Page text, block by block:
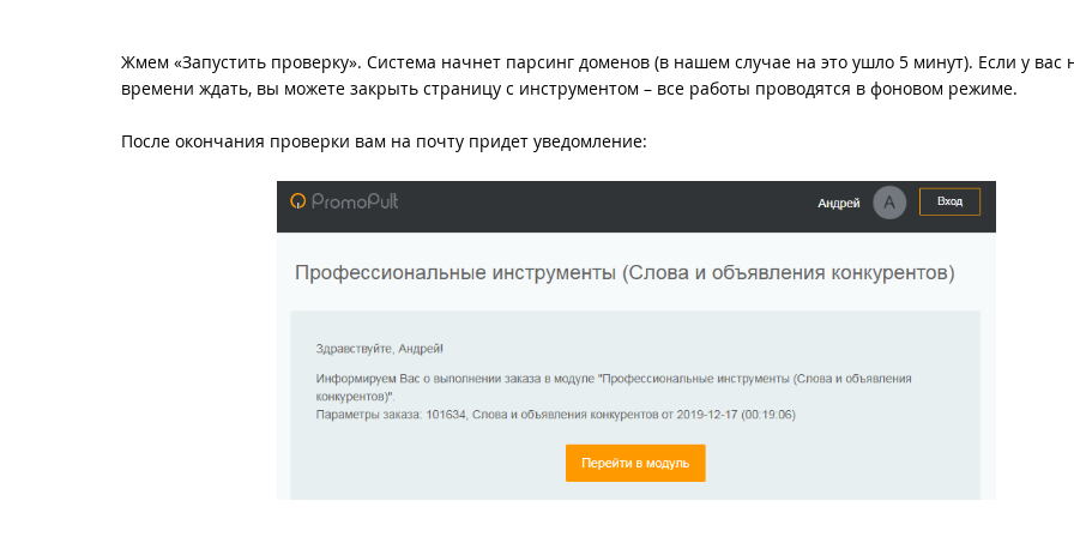
Жмем «Запустить проверку». Система начнет парсинг доменов (в нашем случае на это ушло 5 минут). Если у вас
времени ждать, вы можете закрыть страницу с инструментом – все работы проводятся в фоновом режиме.
После окончания проверки вам на почту придет уведомление: